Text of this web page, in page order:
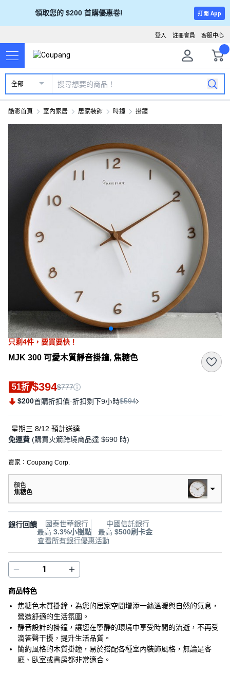
領取您的 $200 首購優惠卷! 打開 App
客服中心
註冊會員
登入
全部
酷澎首頁 室內家居 居家裝飾 時鐘 掛鐘
只剩4件， 要買要快！
MJK 300 可愛木質靜音掛鐘, 焦糖色
51折 $394$777
$200首購折扣價·折扣剩下9小時$594
星期三 8/12 預計送達
免運費 (購買火箭跨境商品達 $690 時)
賣家： Coupang Corp.
顏色
焦糖色
銀行回饋
國泰世華銀行
最高 3.3%小樹點
中國信託銀行
最高 $500刷卡金
查看所有銀行優惠活動
商品特色
焦糖色木質掛鐘，為您的居家空間增添一絲溫暖與自然的氣息，
營造舒適的生活氛圍。
靜音設計的掛鐘，讓您在寧靜的環境中享受時間的流逝，不再受
滴答聲干擾，提升生活品質。
簡約風格的木質掛鐘，易於搭配各種室內裝飾風格，無論是客
廳、臥室或書房都非常適合。